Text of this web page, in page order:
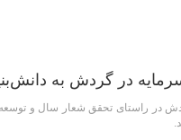
در گردش به
در راستای تحقق شعار سال و توسعه